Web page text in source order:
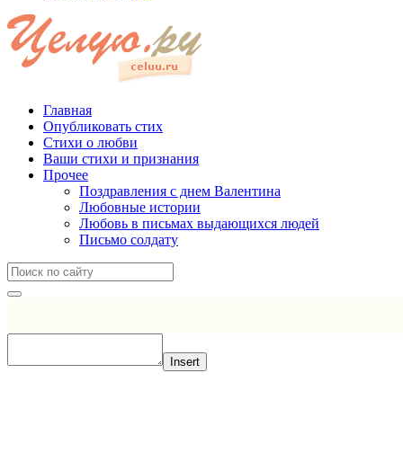
Главная
Опубликовать стих
Стихи о любви
Ваши стихи и признания
Прочее
Поздравления с днем Валентина
Любовные истории
Любовь в письмах выдающихся людей
Письмо солдату
Insert